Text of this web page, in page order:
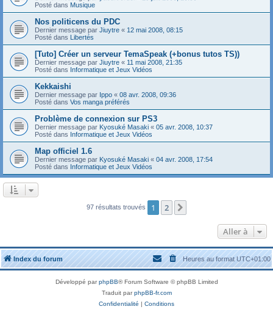
Posté dans Musique
Nos politicens du PDC
Dernier message par Jiuytre « 12 mai 2008, 08:15
Posté dans Libertés
[Tuto] Créer un serveur TemaSpeak (+bonus tutos TS))
Dernier message par Jiuytre « 11 mai 2008, 21:35
Posté dans Informatique et Jeux Vidéos
Kekkaishi
Dernier message par Ippo « 08 avr. 2008, 09:36
Posté dans Vos manga préférés
Problème de connexion sur PS3
Dernier message par Kyosuké Masaki « 05 avr. 2008, 10:37
Posté dans Informatique et Jeux Vidéos
Map officiel 1.6
Dernier message par Kyosuké Masaki « 04 avr. 2008, 17:54
Posté dans Informatique et Jeux Vidéos
97 résultats trouvés 1 2
Aller à
Index du forum Heures au formatUTC+01:00
Développé parphpBB® Forum Software © phpBB Limited
Traduit parphpBB-fr.com
Confidentialité | Conditions